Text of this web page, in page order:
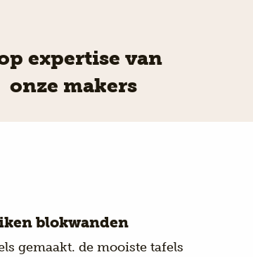
expertise van
onze makers
blokwanden
gemaakt. de mooiste tafels